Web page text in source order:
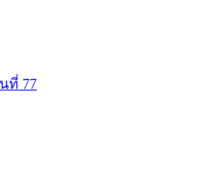
ที่ 77